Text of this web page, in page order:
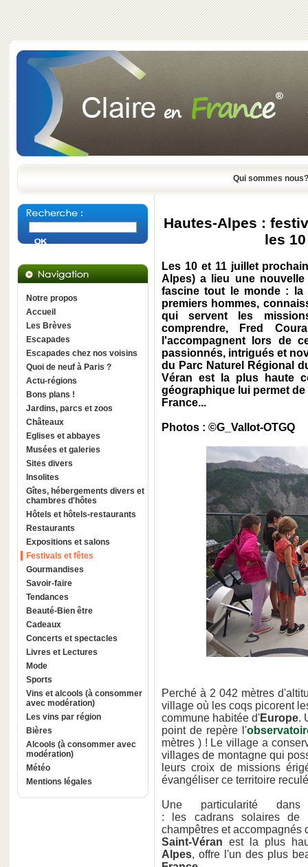
Qui sommes nous?
Notre propos
Accueil
Les Brèves
Escapades
Escapades chez nos voisins
Quoi de neuf à Paris ?
Actu-régions
Bons plans !
Jardins, parcs et zoos
Châteaux
Eglises et abbayes
Musées et galeries
Sites divers
Insolites
Gîtes, hébergements divers et
chambres d'hôtes
Hôtels et hôtels-restaurants
Restaurants
Expositions et salons
Festivals et fêtes
Gourmandises
Savoir-faire
Tendances
Beauté-Bien être
Cadeaux
Concerts et spectacles
Livres et Lectures
Mode
Sports
Vins et alcools (à consommer
avec modération)
Les vins par région
Bières
Alcools (à consommer avec
modération)
Météo
Mentions légales
Hautes-Alpes :
les
Les 10 et 11 juillet
Alpes) a lieu une
fascine tout le monde :
premiers hommes,
qui servent les
comprendre, Fred
l'accompagnent lors de
passionnés, intrigués et
du Parc Naturel Régional
Véran est la plus haute
géographique lui permet
France...
Photos : ©G_Vallot-OTGQ
Perché à 2 042 mètres
village où les coqs picorent
commune habitée d'Europe.
point de repère l '
mètres ) ! Le village a
villages de montagne qui
leurs croix de missions
évangéliser ce territoire
Une particularité
: les cadrans solaires de
champêtres et accompagnés
Saint-Véran est la plus
Alpes, offre l'un des plus